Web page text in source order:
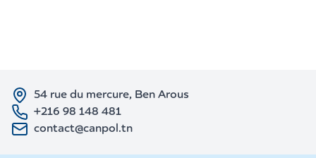
54 rue du mercure, Ben Arous
+216 98 148 481
contact@canpol.tn